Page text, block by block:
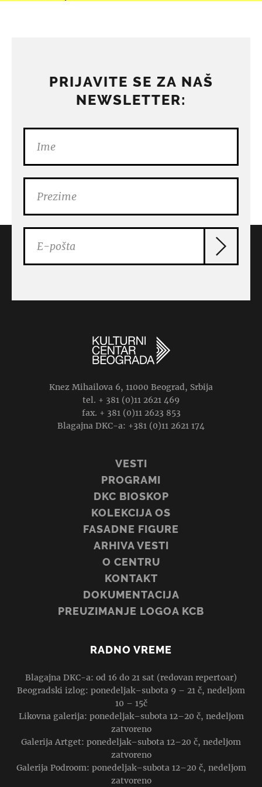
PRIJAVITE SE ZA NAŠ
NEWSLETTER:
Knez Mihailova 6, 11000 Beograd, Srbija
tel. + 381 (0)11 2621 469
fax. + 381 (0)11 2623 853
Blagajna DKC-a: +381 (0)11 2621 174
VESTI
PROGRAMI
DKC BIOSKOP
KOLEKCIJA OS
FASADNE FIGURE
ARHIVA VESTI
O CENTRU
KONTAKT
DOKUMENTACIJA
PREUZIMANJE LOGOA KCB
RADNO VREME
Blagajna DKC-a: od 16 do 21 sat (redovan repertoar)
Beogradski izlog: ponedeljak–subota 9 – 21 č, nedeljom
10 – 15č
Likovna galerija: ponedeljak–subota 12–20 č, nedeljom
zatvoreno
Galerija Artget: ponedeljak–subota 12–20 č, nedeljom
zatvoreno
Galerija Podroom: ponedeljak–subota 12–20 č, nedeljom
zatvoreno